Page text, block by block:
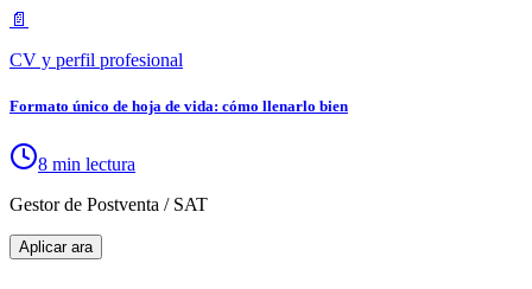
📄
CV y perfil profesional
Formato único de hoja de vida: cómo llenarlo bien
8 min lectura
Gestor de Postventa / SAT
Aplicar ara